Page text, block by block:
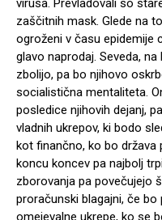
virusa. Prevladovali so
zaščitnih mask. Glede na
ogroženi v času epidemije
glavo naprodaj. Seveda,
zbolijo, pa bo njihovo
socialistična mentaliteta.
posledice njihovih dejanj,
vladnih ukrepov, ki bodo
kot finančno, ko bo država
koncu koncev pa najbolj
zborovanja pa povečujejo
proračunski blagajni, če
omejevalne ukrepe, ko se